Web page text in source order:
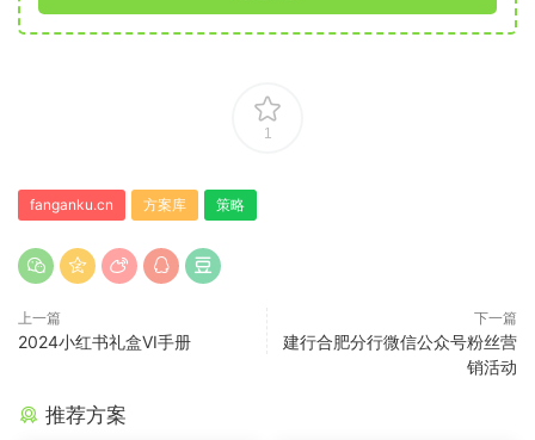
1
fanganku.cn 方案库 策略
上一篇
2024小红书礼盒VI手册
下一篇
建⾏合肥分⾏微信公众号粉丝营
销活动
推荐方案